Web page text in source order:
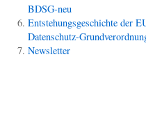
BDSG-neu
Entstehungsgeschichte der
Datenschutz-
Newsletter